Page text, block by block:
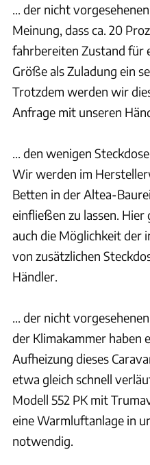
... der nicht
Meinung, dass ca. 20
fahrbereiten Zustand für
Größe als Zuladung ein
Trotzdem werden wir
Anfrage mit unseren
... den wenigen
Wir werden im
Betten in der Altea-
einfließen zu lassen.
auch die Möglichkeit der
von zusätzlichen
Händler.
... der nicht
der Klimakammer haben
Aufheizung dieses
etwa gleich schnell
Modell 552 PK mit
eine Warmluftanlage in
notwendig.